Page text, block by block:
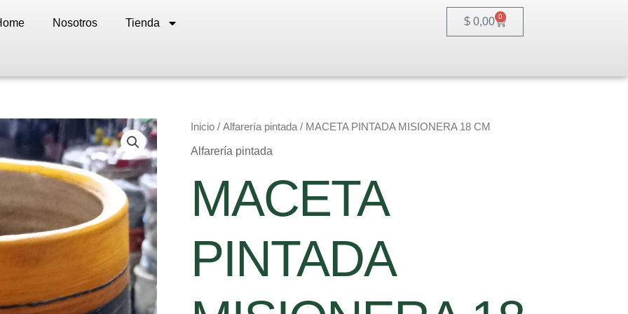
Nosotros Tienda $ 0,00 0
Cart
Inicio / Alfarería pintada / MACETA PINTADA MISIONERA 18 CM
Alfarería pintada
MACETA
PINTADA